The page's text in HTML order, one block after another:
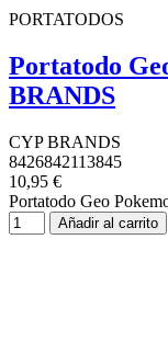
PORTATODOS
Portatodo
BRANDS
CYP BRANDS
8426842113845
10,95 €
Portatodo Geo
Añadir al carrito